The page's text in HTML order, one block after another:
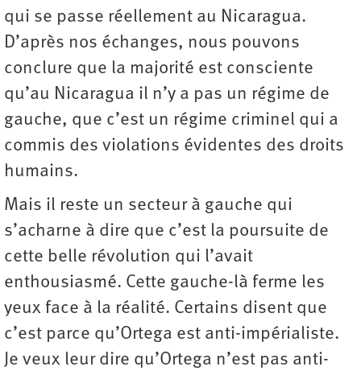
qui se passe réellement au Nicaragua.
D’après nos échanges, nous pouvons
conclure que la majorité est consciente
qu’au Nicaragua il n’y a pas un régime de
gauche, que c’est un régime criminel qui a
commis des violations évidentes des droits
humains.
Mais il reste un secteur à gauche qui
s’acharne à dire que c’est la poursuite de
cette belle révolution qui l’avait
enthousiasmé. Cette gauche-là ferme les
yeux face à la réalité. Certains disent que
c’est parce qu’Ortega est anti-impérialiste.
Je veux leur dire qu’Ortega n’est pas anti-